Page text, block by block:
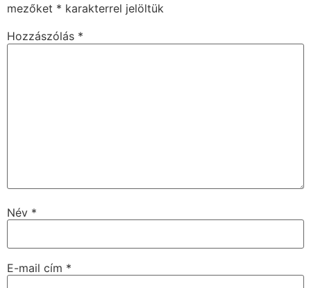
mezőket * karakterrel jelöltük
Hozzászólás *
Név *
E-mail cím *